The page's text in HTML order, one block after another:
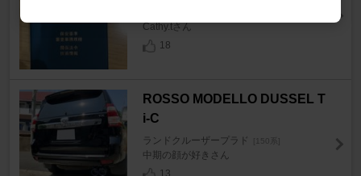
Cathy.tさん
18
ROSSO MODELLO DUSSEL T
i-C
ランドクルーザープラド
中期の顔が好きさん